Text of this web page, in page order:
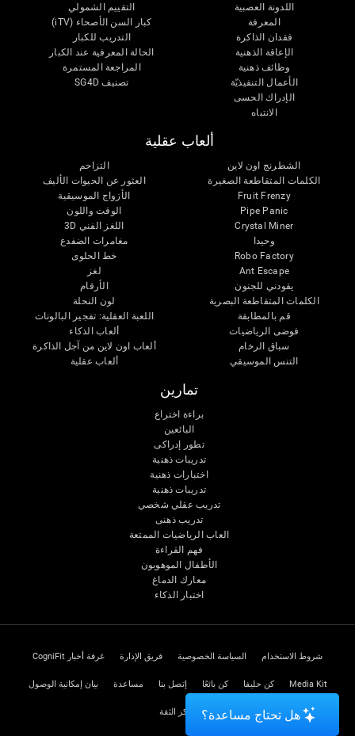
اللدونة العصبية
المعرفة
فقدان الذاكرة
الإعاقة الذهنية
وظائف ذهنية
الأعمال التنفيذيّة
الإدراك الحسى
الانتباه
التقييم الشمولي
كبار السن الأصحاء (iTV)
التدريب للكبار
الحالة المعرفية عند الكبار
المراجعة المستمرة
تصنيف SG4D
ألعاب عقلية
الشطرنج اون لاين
الكلمات المتقاطعة الصغيرة
Fruit Frenzy
Pipe Panic
Crystal Miner
وحيدا
Robo Factory
Ant Escape
يقودني للجنون
الكلمات المتقاطعة البصرية
قم بالمطابقة
فوضى الرياضيات
سباق الرخام
التنس الموسيقي
التزاحم
العثور عن الحيوات الأليف
الأزواج الموسيقية
الوقت واللون
اللغز الفني 3D
مغامرات الضفدع
خط الحلوى
لغز
الأرقام
لون النحلة
اللعبة العقلية: تفجير البالونات
ألعاب الذكاء
ألعاب اون لاين من آجل الذاكرة
ألعاب عقلية
تمارين
براءة اختراع
البائعين
تطور إدراكى
تدريبات ذهنية
اختبارات ذهنية
تدريبات ذهنية
تدريب عقلي شخصي
تدريب ذهنى
العاب الرياضيات الممتعة
فهم القراءة
الأطفال الموهوبون
معارك الدماغ
اختبار الذكاء
شروط الاستخدام السياسة الخصوصية فريق الإدارة غرفة أخبار CogniFit
Media Kit كن حليفا كن بائعًا إتصل بنا مساعدة بيان إمكانية الوصول
مركز الثقة هل تحتاج مساعدة؟